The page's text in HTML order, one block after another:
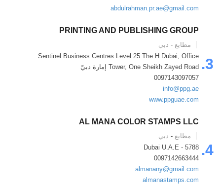
abdulrahman.pr.ae@gmail.com
3.
PRINTING AND PUBLISHING GROUP
مطابع - دبي
Sentinel Business Centres Level 25 The H Dubai, Office
Tower, One Sheikh Zayed Road إمارة دبيّ
0097143097057
info@ppg.ae
www.ppguae.com
4.
AL MANA COLOR STAMPS LLC
مطابع - دبي
5788 - Dubai U.A.E
0097142663444
almanany@gmail.com
almanastamps.com